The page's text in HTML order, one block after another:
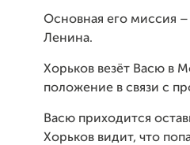
Основная его миссия
Ленина.
Хорьков везёт Васю в
положение в связи с
Васю приходится
Хорьков видит, что